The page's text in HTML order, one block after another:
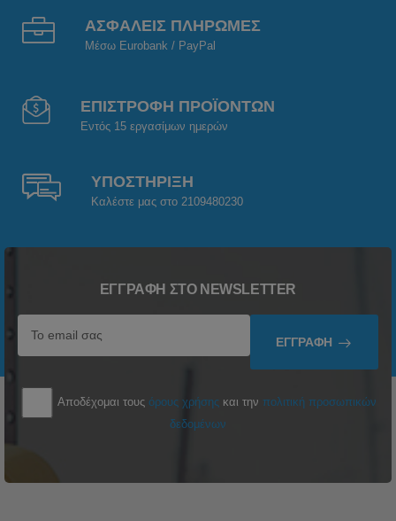
ΑΣΦΑΛΕΙΣ ΠΛΗΡΩΜΕΣ
Μέσω Eurobank / PayPal
ΕΠΙΣΤΡΟΦΗ ΠΡΟΪΟΝΤΩΝ
Εντός 15 εργασίμων ημερών
ΥΠΟΣΤΗΡΙΞΗ
Καλέστε μας στο 2109480230
ΕΓΓΡΑΦΉ ΣΤΟ NEWSLETTER
ΕΓΓΡΑΦΉ
Αποδέχομαι τους όρους χρήσης και την πολιτική προσωπικών
δεδομένων